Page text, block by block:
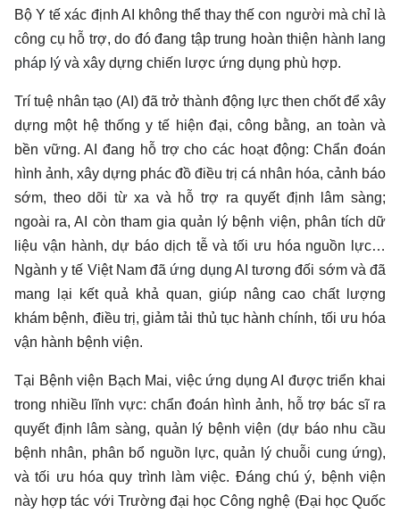
Bộ Y tế xác định AI không thể thay thế con người mà chỉ là
công cụ hỗ trợ, do đó đang tập trung hoàn thiện hành lang
pháp lý và xây dựng chiến lược ứng dụng phù hợp.
Trí tuệ nhân tạo (AI) đã trở thành động lực then chốt để xây
dựng một hệ thống y tế hiện đại, công bằng, an toàn và
bền vững. AI đang hỗ trợ cho các hoạt động: Chẩn đoán
hình ảnh, xây dựng phác đồ điều trị cá nhân hóa, cảnh báo
sớm, theo dõi từ xa và hỗ trợ ra quyết định lâm sàng;
ngoài ra, AI còn tham gia quản lý bệnh viện, phân tích dữ
liệu vận hành, dự báo dịch tễ và tối ưu hóa nguồn lực…
Ngành y tế Việt Nam đã ứng dụng AI tương đối sớm và đã
mang lại kết quả khả quan, giúp nâng cao chất lượng
khám bệnh, điều trị, giảm tải thủ tục hành chính, tối ưu hóa
vận hành bệnh viện.
Tại Bệnh viện Bạch Mai, việc ứng dụng AI được triển khai
trong nhiều lĩnh vực: chẩn đoán hình ảnh, hỗ trợ bác sĩ ra
quyết định lâm sàng, quản lý bệnh viện (dự báo nhu cầu
bệnh nhân, phân bổ nguồn lực, quản lý chuỗi cung ứng),
và tối ưu hóa quy trình làm việc. Đáng chú ý, bệnh viện
này hợp tác với Trường đại học Công nghệ (Đại học Quốc